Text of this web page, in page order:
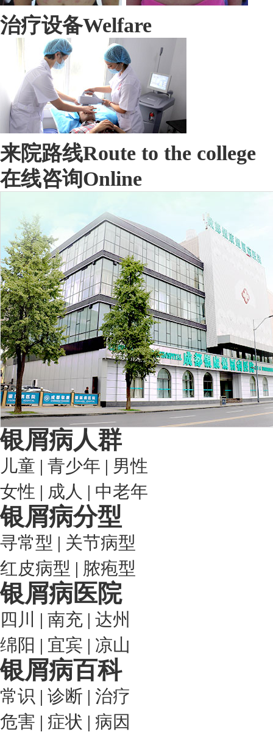
治疗设备Welfare
来院路线Route to the college
在线咨询Online
银屑病人群
儿童 | 青少年 | 男性
女性 | 成人 | 中老年
银屑病分型
寻常型 | 关节病型
红皮病型 | 脓疱型
银屑病医院
四川 | 南充 | 达州
绵阳 | 宜宾 | 凉山
银屑病百科
常识 | 诊断 | 治疗
危害 | 症状 | 病因